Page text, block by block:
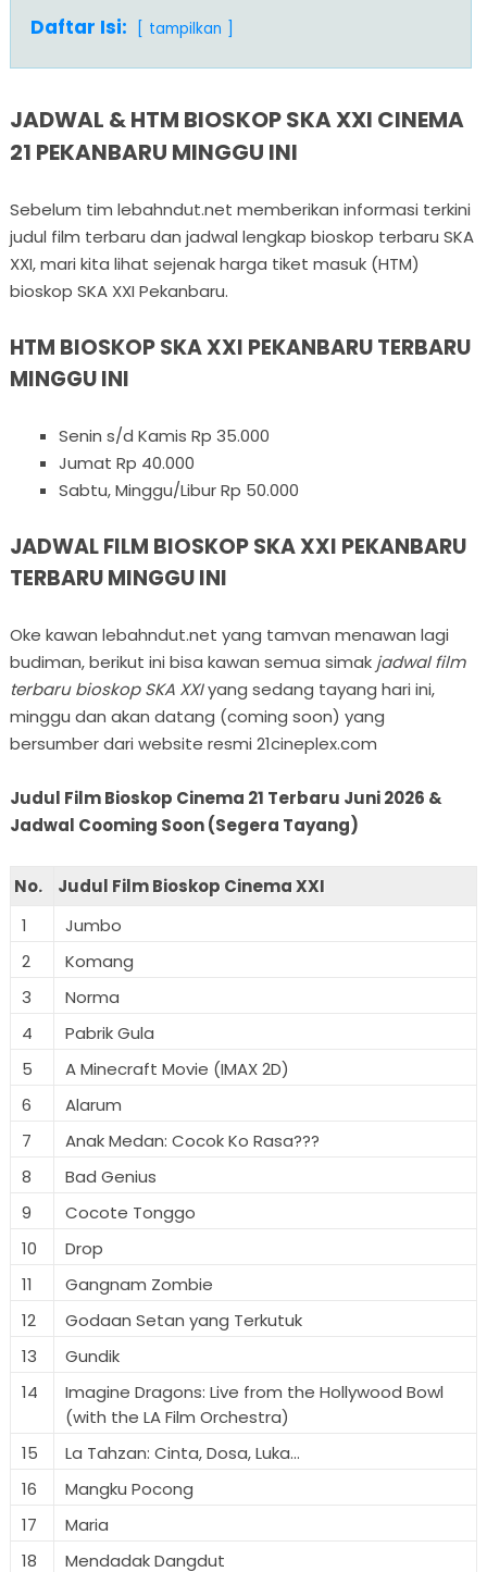
Daftar Isi: tampilkan
JADWAL & HTM BIOSKOP SKA XXI CINEMA
21 PEKANBARU MINGGU INI
Sebelum tim lebahndut.net memberikan informasi terkini
judul film terbaru dan jadwal lengkap bioskop terbaru SKA
XXI, mari kita lihat sejenak harga tiket masuk (HTM)
bioskop SKA XXI Pekanbaru.
HTM BIOSKOP SKA XXI PEKANBARU TERBARU
MINGGU INI
Senin s/d Kamis Rp 35.000
Jumat Rp 40.000
Sabtu, Minggu/Libur Rp 50.000
JADWAL FILM BIOSKOP SKA XXI PEKANBARU
TERBARU MINGGU INI
Oke kawan lebahndut.net yang tamvan menawan lagi
budiman, berikut ini bisa kawan semua simak jadwal film
terbaru bioskop SKA XXIyang sedang tayang hari ini,
minggu dan akan datang (coming soon) yang
bersumber dari website resmi 21cineplex.com
Judul Film Bioskop Cinema 21 Terbaru Juni 2026 &
Jadwal Cooming Soon (Segera Tayang)
No.
Judul Film Bioskop Cinema XXI
1
Jumbo
2
Komang
3
Norma
4
Pabrik Gula
5
A Minecraft Movie (IMAX 2D)
6
Alarum
7
Anak Medan: Cocok Ko Rasa???
8
Bad Genius
9
Cocote Tonggo
10
Drop
11
Gangnam Zombie
12
Godaan Setan yang Terkutuk
13
Gundik
14
Imagine Dragons: Live from the Hollywood Bowl
(with the LA Film Orchestra)
15
La Tahzan: Cinta, Dosa, Luka...
16
Mangku Pocong
17
Maria
18
Mendadak Dangdut